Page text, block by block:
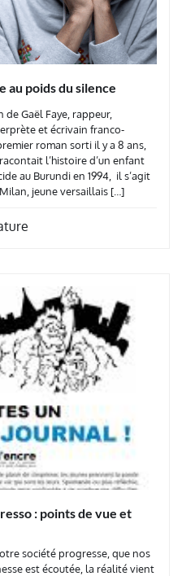
au poids du silence
de Gaël Faye, rappeur,
et écrivain franco-
roman sorti il y a 8 ans,
l’histoire d’un enfant
au Burundi en 1994, il s’agit
jeune versaillais […]
: points de vue et
société progresse, que nos
est écoutée, la réalité vient